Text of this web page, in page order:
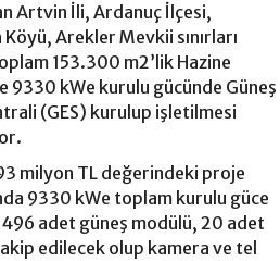
Artvin İli, Ardanuç İlçesi,
Arekler Mevkii sınırları
153.300 m2’lik Hazine
9330 kWe kurulu gücünde Güneş
(GES) kurulup işletilmesi
milyon TL değerindeki proje
9330 kWe toplam kurulu güce
adet güneş modülü, 20 adet
edilecek olup kamera ve tel